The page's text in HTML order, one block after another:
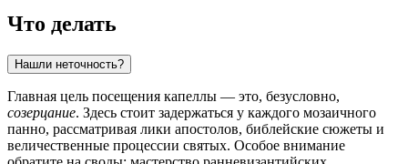
Что делать
Нашли неточность?
Главная цель посещения капеллы — это, безусловно,
созерцание. Здесь стоит задержаться у каждого мозаичного
панно, рассматривая лики апостолов, библейские сюжеты и
величественные процессии святых. Особое внимание